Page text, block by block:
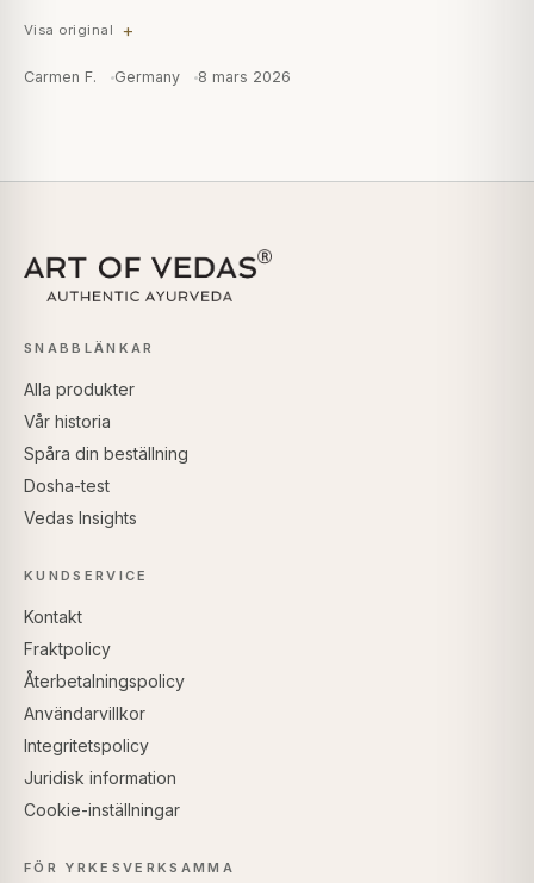
Visa original
Carmen F. Germany 8 mars 2026
SNABBLÄNKAR
Alla produkter
Vår historia
Spåra din beställning
Dosha-test
Vedas Insights
KUNDSERVICE
Kontakt
Fraktpolicy
Återbetalningspolicy
Användarvillkor
Integritetspolicy
Juridisk information
Cookie-inställningar
FÖR YRKESVERKSAMMA